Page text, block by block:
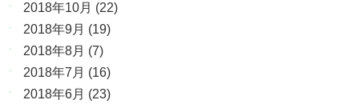
2018年10月 (22)
2018年9月 (19)
2018年8月 (7)
2018年7月 (16)
2018年6月 (23)